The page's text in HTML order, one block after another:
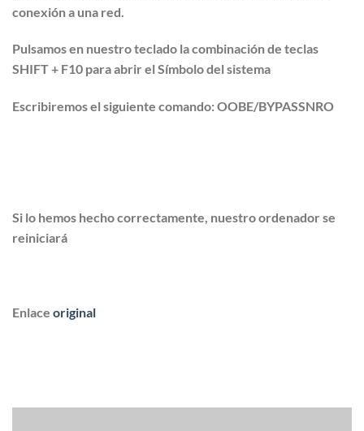
conexión a una red.
Pulsamos en nuestro teclado la combinación de teclas
SHIFT + F10 para abrir el Símbolo del sistema
Escribiremos el siguiente comando:OOBE/BYPASSNRO
Si lo hemos hecho correctamente, nuestro ordenador se
reiniciará
Enlace original